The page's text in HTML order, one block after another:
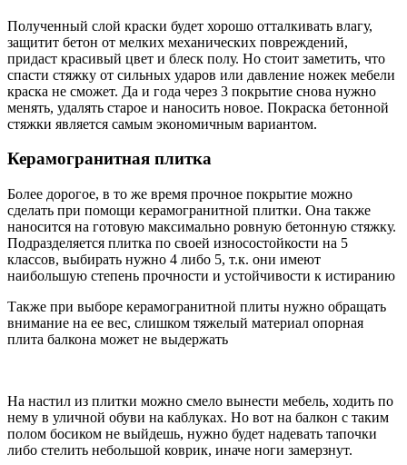
Полученный слой краски будет хорошо отталкивать влагу,
защитит бетон от мелких механических повреждений,
придаст красивый цвет и блеск полу. Но стоит заметить, что
спасти стяжку от сильных ударов или давление ножек мебели
краска не сможет. Да и года через 3 покрытие снова нужно
менять, удалять старое и наносить новое. Покраска бетонной
стяжки является самым экономичным вариантом.
Керамогранитная плитка
Более дорогое, в то же время прочное покрытие можно
сделать при помощи керамогранитной плитки. Она также
наносится на готовую максимально ровную бетонную стяжку.
Подразделяется плитка по своей износостойкости на 5
классов, выбирать нужно 4 либо 5, т.к. они имеют
наибольшую степень прочности и устойчивости к истиранию
Также при выборе керамогранитной плиты нужно обращать
внимание на ее вес, слишком тяжелый материал опорная
плита балкона может не выдержать
На настил из плитки можно смело вынести мебель, ходить по
нему в уличной обуви на каблуках. Но вот на балкон с таким
полом босиком не выйдешь, нужно будет надевать тапочки
либо стелить небольшой коврик, иначе ноги замерзнут.